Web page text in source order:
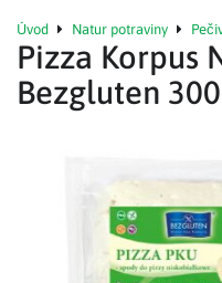
Úvod Natur potraviny
Pizza Korpus
Bezgluten